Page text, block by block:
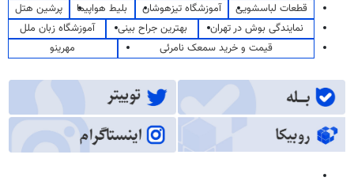
قطعات لباسشویی
آموزشگاه تیزهوشان بلیط هواپیما
پرشین هتل
نمایندگی بوش در تهران
بهترین جراح بینی
آموزشگاه زبان ملل
قیمت و خرید سمعک نامرئی
مهرینو